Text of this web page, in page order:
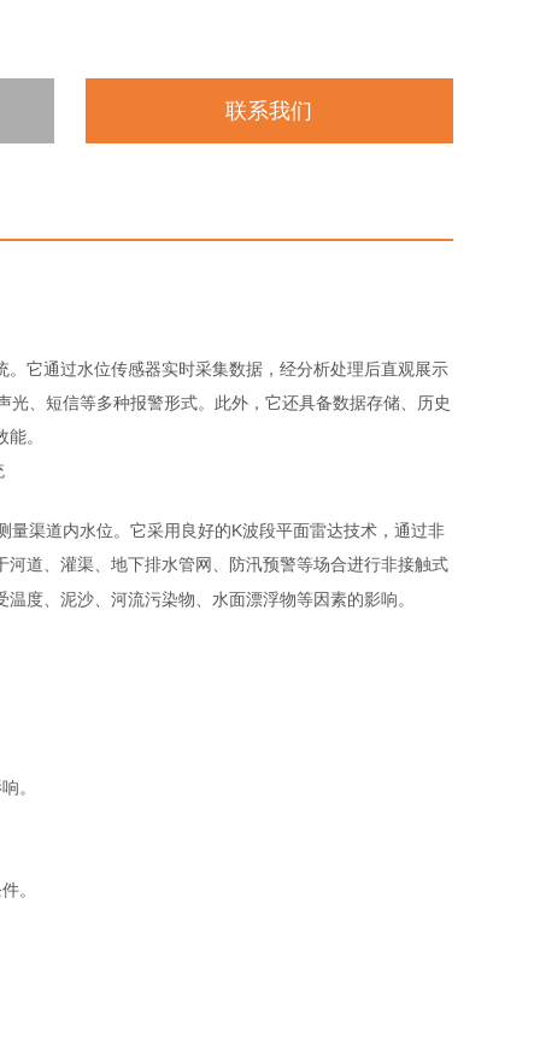
联系我们
它通过水位传感器实时采集数据，经分析处理后直观展示
、短信等多种报警形式。此外，它还具备数据存储、历史
。
渠道内水位。它采用良好的K波段平面雷达技术，通过非
河道、灌渠、地下排水管网、防汛预警等场合进行非接触式
度、泥沙、河流污染物、水面漂浮物等因素的影响。
。
。